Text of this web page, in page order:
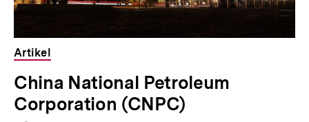
Artikel
China National Petroleum
Corporation (CNPC)